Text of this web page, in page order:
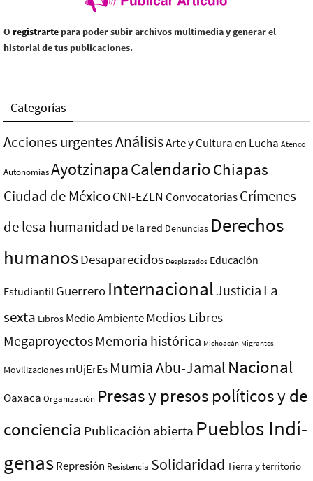
O registrarte para poder subir archivos multimedia y generar el
historial de tus publicaciones.
Categorías
Acciones urgentesAnálisisArte y Cultura en Lucha Atenco
AutonomíasAyotzinapaCalendarioChiapas
Ciudad de MéxicoCNI-EZLN ConvocatoriasCrímenes
de lesa humanidad De la red Denuncias Derechos
humanosDesaparecidos Desplazados Educación
Estudiantil Guerrero InternacionalJusticia La
sexta Libros Medio AmbienteMedios Libres
MegaproyectosMemoria histórica Michoacán Migrantes
Movilizaciones mUjErEs Mumia Abu-Jamal Nacional
Oaxaca Organización Presas y presos polí­ticos y de
conciencia Publicación abierta Pueblos Indí­
genasRepresión Resistencia Solidaridad Tierra y territorio